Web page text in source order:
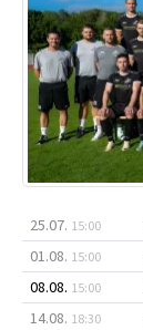
25.07. 15:00
01.08. 15:00
08.08. 15:00
14.08. 18:30